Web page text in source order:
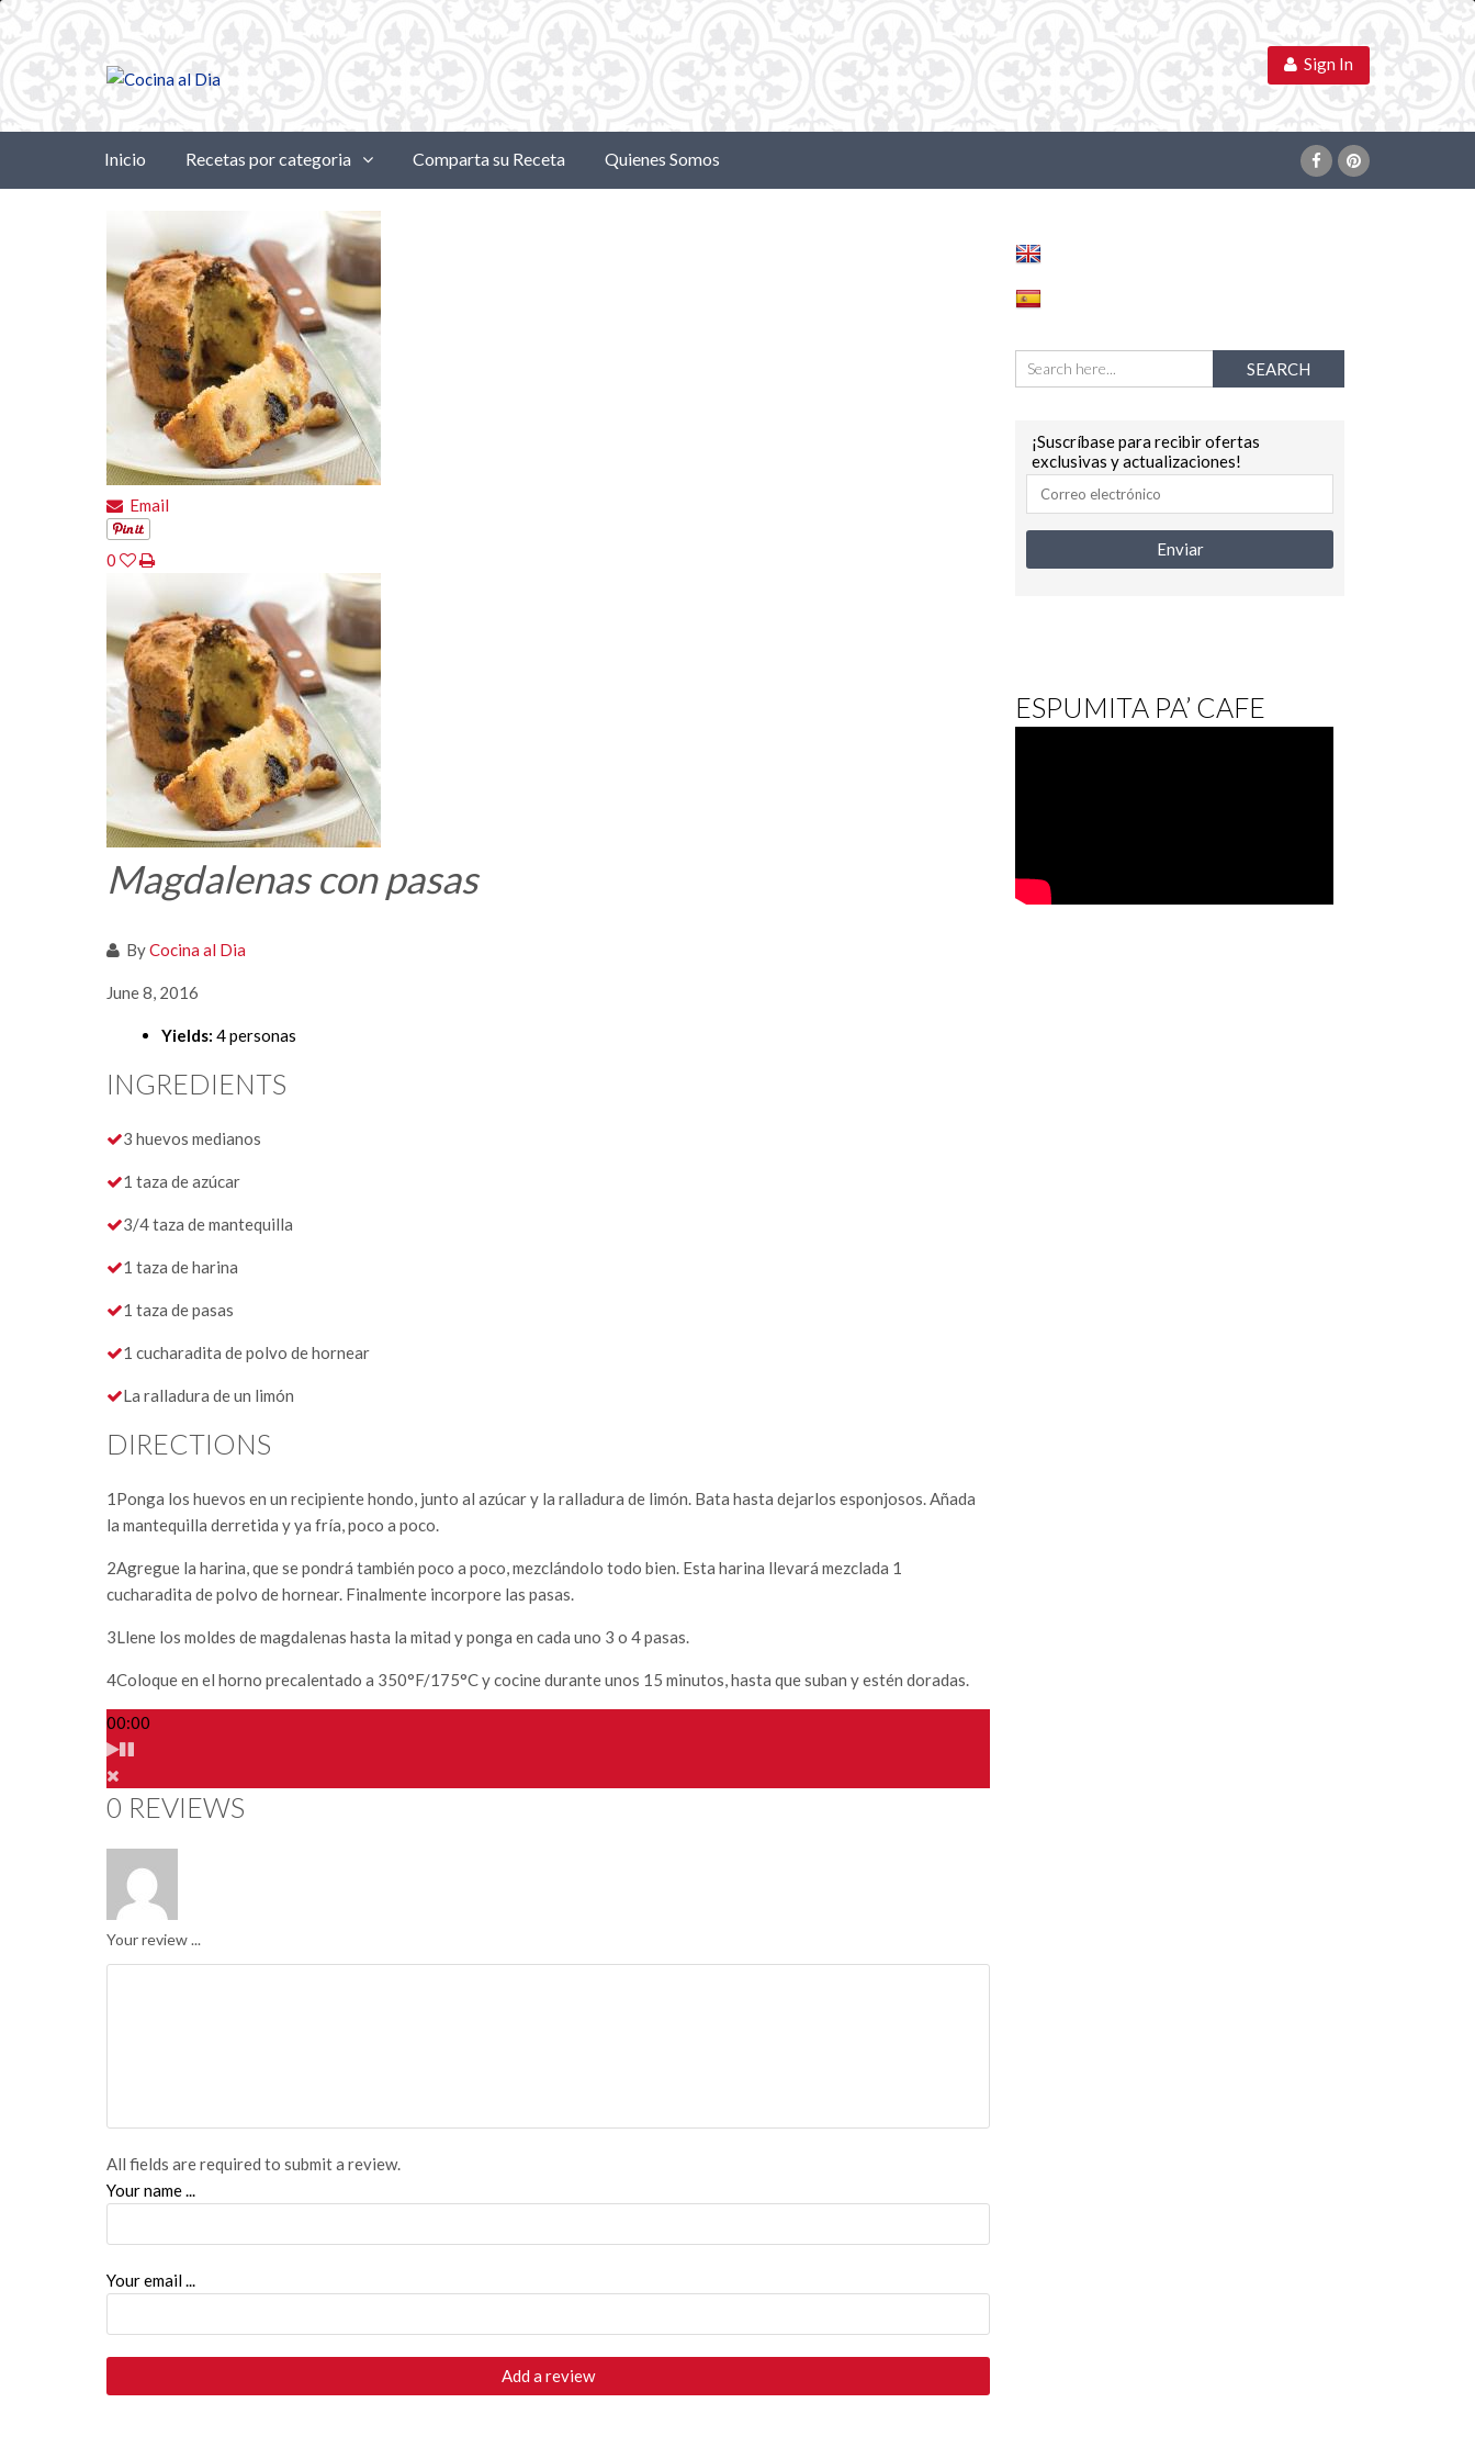
Sign In
Inicio Recetas por categoria Comparta su Receta Quienes Somos
Email
0
Magdalenas con pasas
ByCocina al Dia
June 8, 2016
Yields: 4 personas
INGREDIENTS
3 huevos medianos
1 taza de azúcar
3/4 taza de mantequilla
1 taza de harina
1 taza de pasas
1 cucharadita de polvo de hornear
La ralladura de un limón
DIRECTIONS
1Ponga los huevos en un recipiente hondo, junto al azúcar y la ralladura de limón. Bata hasta dejarlos esponjosos. Añada
la mantequilla derretida y ya fría, poco a poco.
2Agregue la harina, que se pondrá también poco a poco, mezclándolo todo bien. Esta harina llevará mezclada 1
cucharadita de polvo de hornear. Finalmente incorpore las pasas.
3Llene los moldes de magdalenas hasta la mitad y ponga en cada uno 3 o 4 pasas.
4Coloque en el horno precalentado a 350°F/175°C y cocine durante unos 15 minutos, hasta que suban y estén doradas.
00:00
0 REVIEWS
Your review ...
All fields are required to submit a review.
Your name ...
Your email ...
¡Suscríbase para recibir ofertas
exclusivas y actualizaciones!
ESPUMITA PA’ CAFE